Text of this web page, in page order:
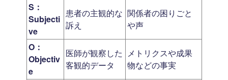
S：
Subjecti
ve
患者の主観的な
訴え
関係者の困りごと
や声
O：
Objectiv
e
医師が観察した
客観的データ
メトリクスや成果
物などの事実